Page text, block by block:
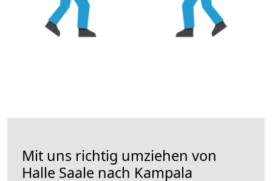
Mit uns richtig umziehen von
Halle Saale nach Kampala